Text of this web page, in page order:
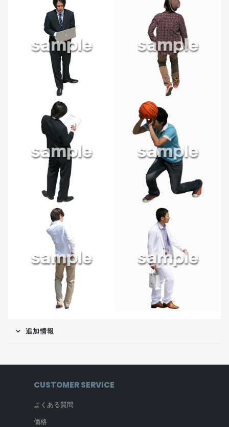
追加情報
CUSTOMER SERVICE
よくある質問
価格